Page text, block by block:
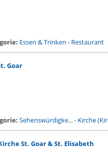
Essen & Trinken - Restaurant
Goar
Sehenswürdigke...- Kirche
St. Goar & St. Elisabeth